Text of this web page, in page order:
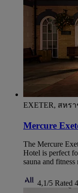
EXETER, สหร
Mercure
The Mercure
Hotel is perfect
sauna and
4,1/5 Rated